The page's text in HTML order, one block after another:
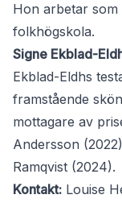
Hon arbetar som
folkhögskola.
Signe Ekblad-
Ekblad-Eldhs
framstående
mottagare av
Andersson
Ramqvist (2024).
Kontakt: Louise